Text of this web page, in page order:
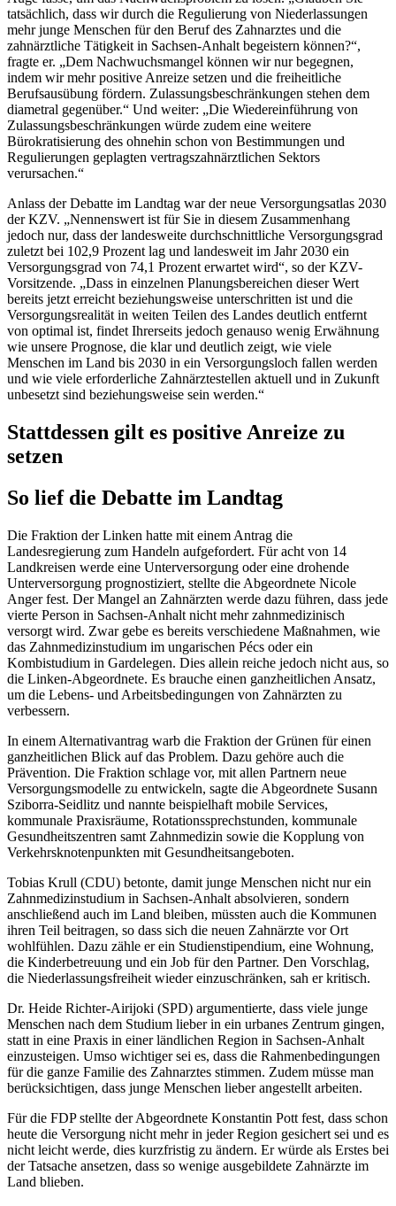
tatsächlich, dass wir durch die Regulierung von Niederlassungen
mehr junge Menschen für den Beruf des Zahnarztes und die
zahnärztliche Tätigkeit in Sachsen-Anhalt begeistern können?“,
fragte er. „Dem Nachwuchsmangel können wir nur begegnen,
indem wir mehr positive Anreize setzen und die freiheitliche
Berufsausübung fördern. Zulassungsbeschränkungen stehen dem
diametral gegenüber.“ Und weiter: „Die Wiedereinführung von
Zulassungsbeschränkungen würde zudem eine weitere
Bürokratisierung des ohnehin schon von Bestimmungen und
Regulierungen geplagten vertragszahnärztlichen Sektors
verursachen.“
Anlass der Debatte im Landtag war der neue Versorgungsatlas 2030
der KZV. „Nennenswert ist für Sie in diesem Zusammenhang
jedoch nur, dass der landesweite durchschnittliche Versorgungsgrad
zuletzt bei 102,9 Prozent lag und landesweit im Jahr 2030 ein
Versorgungsgrad von 74,1 Prozent erwartet wird“, so der KZV-
Vorsitzende. „Dass in einzelnen Planungsbereichen dieser Wert
bereits jetzt erreicht beziehungsweise unterschritten ist und die
Versorgungsrealität in weiten Teilen des Landes deutlich entfernt
von optimal ist, findet Ihrerseits jedoch genauso wenig Erwähnung
wie unsere Prognose, die klar und deutlich zeigt, wie viele
Menschen im Land bis 2030 in ein Versorgungsloch fallen werden
und wie viele erforderliche Zahnärztestellen aktuell und in Zukunft
unbesetzt sind beziehungsweise sein werden.“
Stattdessen gilt es positive Anreize zu
setzen
So lief die Debatte im Landtag
Die Fraktion der Linken hatte mit einem Antrag die
Landesregierung zum Handeln aufgefordert. Für acht von 14
Landkreisen werde eine Unterversorgung oder eine drohende
Unterversorgung prognostiziert, stellte die Abgeordnete Nicole
Anger fest. Der Mangel an Zahnärzten werde dazu führen, dass jede
vierte Person in Sachsen-Anhalt nicht mehr zahnmedizinisch
versorgt wird. Zwar gebe es bereits verschiedene Maßnahmen, wie
das Zahnmedizinstudium im ungarischen Pécs oder ein
Kombistudium in Gardelegen. Dies allein reiche jedoch nicht aus, so
die Linken-Abgeordnete. Es brauche einen ganzheitlichen Ansatz,
um die Lebens- und Arbeitsbedingungen von Zahnärzten zu
verbessern.
In einem Alternativantrag warb die Fraktion der Grünen für einen
ganzheitlichen Blick auf das Problem. Dazu gehöre auch die
Prävention. Die Fraktion schlage vor, mit allen Partnern neue
Versorgungsmodelle zu entwickeln, sagte die Abgeordnete Susann
Sziborra-Seidlitz und nannte beispielhaft mobile Services,
kommunale Praxisräume, Rotationssprechstunden, kommunale
Gesundheitszentren samt Zahnmedizin sowie die Kopplung von
Verkehrsknotenpunkten mit Gesundheitsangeboten.
Tobias Krull (CDU) betonte, damit junge Menschen nicht nur ein
Zahnmedizinstudium in Sachsen-Anhalt absolvieren, sondern
anschließend auch im Land bleiben, müssten auch die Kommunen
ihren Teil beitragen, so dass sich die neuen Zahnärzte vor Ort
wohlfühlen. Dazu zähle er ein Studienstipendium, eine Wohnung,
die Kinderbetreuung und ein Job für den Partner. Den Vorschlag,
die Niederlassungsfreiheit wieder einzuschränken, sah er kritisch.
Dr. Heide Richter-Airijoki (SPD) argumentierte, dass viele junge
Menschen nach dem Studium lieber in ein urbanes Zentrum gingen,
statt in eine Praxis in einer ländlichen Region in Sachsen-Anhalt
einzusteigen. Umso wichtiger sei es, dass die Rahmenbedingungen
für die ganze Familie des Zahnarztes stimmen. Zudem müsse man
berücksichtigen, dass junge Menschen lieber angestellt arbeiten.
Für die FDP stellte der Abgeordnete Konstantin Pott fest, dass schon
heute die Versorgung nicht mehr in jeder Region gesichert sei und es
nicht leicht werde, dies kurzfristig zu ändern. Er würde als Erstes bei
der Tatsache ansetzen, dass so wenige ausgebildete Zahnärzte im
Land blieben.